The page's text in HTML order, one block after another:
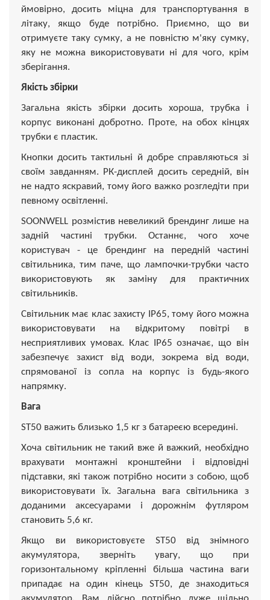
ймовірно, досить міцна для транспортування в
літаку, якщо буде потрібно. Приємно, що ви
отримуєте таку сумку, а не повністю м'яку сумку,
яку не можна використовувати ні для чого, крім
зберігання.
Якість збірки
Загальна якість збірки досить хороша, трубка і
корпус виконані добротно. Проте, на обох кінцях
трубки є пластик.
Кнопки досить тактильні й добре справляються зі
своїм завданням. РК-дисплей досить середній, він
не надто яскравий, тому його важко розгледіти при
певному освітленні.
SOONWELL розмістив невеликий брендинг лише на
задній частині трубки. Останнє, чого хоче
користувач - це брендинг на передній частині
світильника, тим паче, що лампочки-трубки часто
використовують як заміну для практичних
світильників.
Світильник має клас захисту IP65, тому його можна
використовувати на відкритому повітрі в
несприятливих умовах. Клас IP65 означає, що він
забезпечує захист від води, зокрема від води,
спрямованої із сопла на корпус із будь-якого
напрямку.
Вага
ST50 важить близько 1,5 кг з батареєю всередині.
Хоча світильник не такий вже й важкий, необхідно
врахувати монтажні кронштейни і відповідні
підставки, які також потрібно носити з собою, щоб
використовувати їх. Загальна вага світильника з
доданими аксесуарами і дорожнім футляром
становить 5,6 кг.
Якщо ви використовуєте ST50 від знімного
акумулятора, зверніть увагу, що при
горизонтальному кріпленні більша частина ваги
припадає на один кінець ST50, де знаходиться